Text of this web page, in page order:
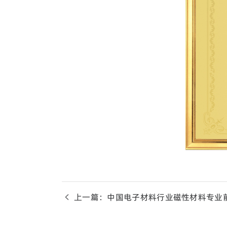
上一篇：中国电子材料行业磁性材料专业